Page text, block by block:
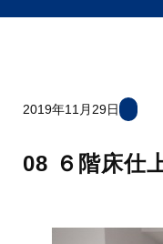
2019年11月29日
08 ６階床仕